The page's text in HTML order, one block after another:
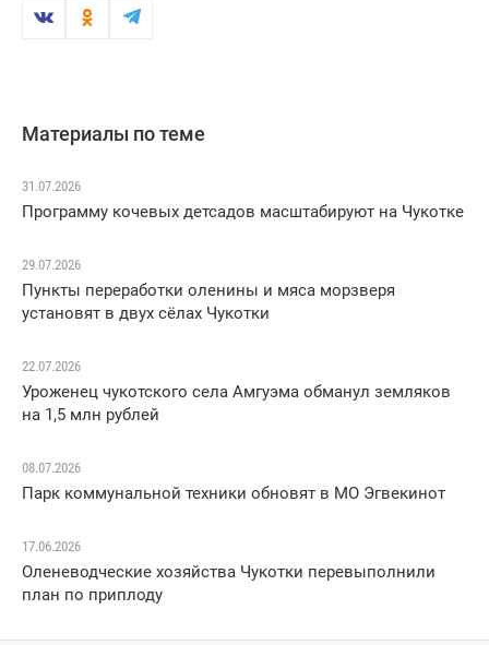
Материалы по теме
31.07.2026
Программу кочевых детсадов масштабируют на Чукотке
29.07.2026
Пункты переработки оленины и мяса морзверя
установят в двух сёлах Чукотки
22.07.2026
Уроженец чукотского села Амгуэма обманул земляков
на 1,5 млн рублей
08.07.2026
Парк коммунальной техники обновят в МО Эгвекинот
17.06.2026
Оленеводческие хозяйства Чукотки перевыполнили
план по приплоду